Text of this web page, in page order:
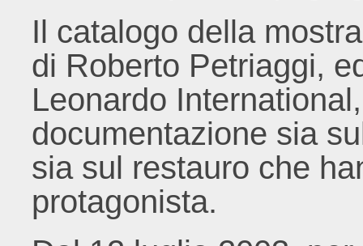
Il catalogo della
di Roberto Petriaggi,
Leonardo
documentazione sia
sia sul restauro che
protagonista.